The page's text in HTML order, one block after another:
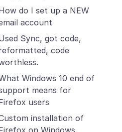
do I set up a NEW
account
Sync, got code,
code
Windows 10 end of
means for
users
installation of
on Windows